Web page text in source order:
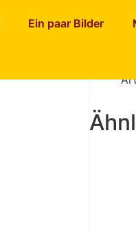
Ein paar Bilder